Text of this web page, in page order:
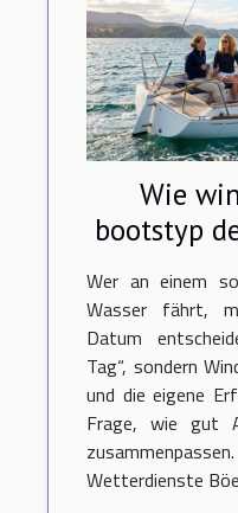
Wie
bootstyp
auf dem
Wer an einem
Wasser fährt,
Datum
Tag“, sondern
und die eigene
Frage, wie gut
Wetterdienste